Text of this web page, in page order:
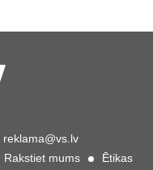
reklama@vs.lv
Rakstiet mums Ētikas